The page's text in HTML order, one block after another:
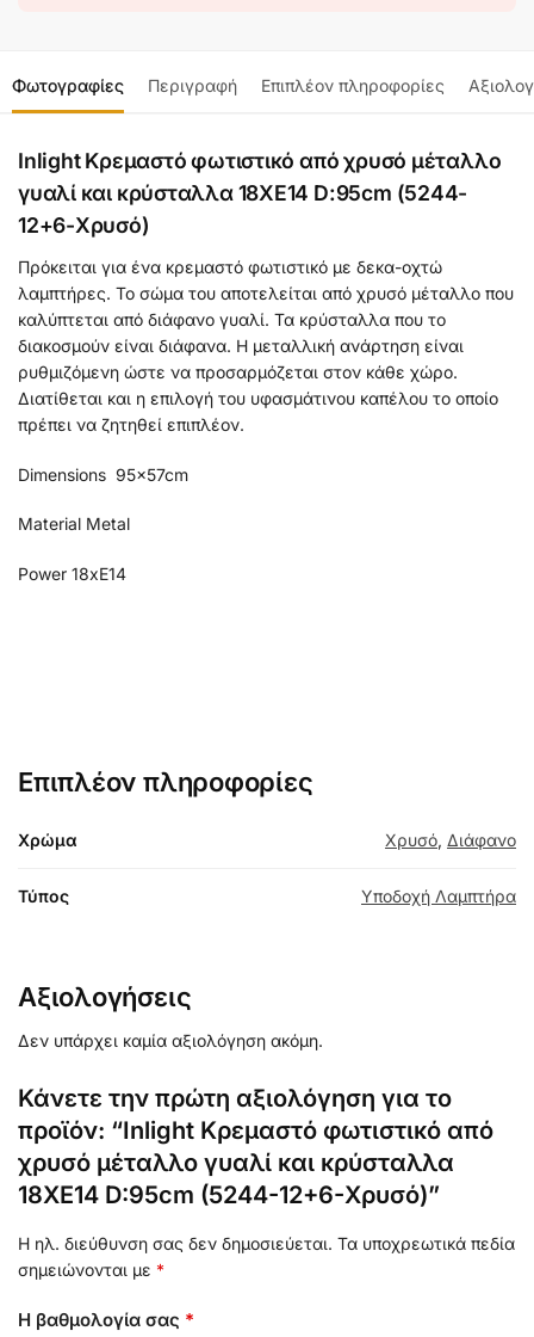
Φωτογραφίες Περιγραφή Επιπλέον πληροφορίες
Inlight Κρεμαστό φωτιστικό από χρυσό μέταλλο
γυαλί και κρύσταλλα 18XE14 D:95cm (5244-
12+6-Χρυσό)
Πρόκειται για ένα κρεμαστό φωτιστικό με δεκα-οχτώ
λαμπτήρες. Το σώμα του αποτελείται από χρυσό μέταλλο που
καλύπτεται από διάφανο γυαλί. Τα κρύσταλλα που το
διακοσμούν είναι διάφανα. Η μεταλλική ανάρτηση είναι
ρυθμιζόμενη ώστε να προσαρμόζεται στον κάθε χώρο.
Διατίθεται και η επιλογή του υφασμάτινου καπέλου το οποίο
πρέπει να ζητηθεί επιπλέον.
Dimensions 95x57cm
Material Metal
Power 18xE14
Επιπλέον πληροφορίες
Χρώμα Χρυσό, Διάφανο
Τύπος Υποδοχή Λαμπτήρα
Αξιολογήσεις
Δεν υπάρχει καμία αξιολόγηση ακόμη.
Κάνετε την πρώτη αξιολόγηση για το
προϊόν: “Inlight Κρεμαστό φωτιστικό από
χρυσό μέταλλο γυαλί και κρύσταλλα
18XE14 D:95cm (5244-12+6-Χρυσό)”
Η ηλ. διεύθυνση σας δεν δημοσιεύεται. Τα υποχρεωτικά πεδία
σημειώνονται με *
Η βαθμολογία σας *